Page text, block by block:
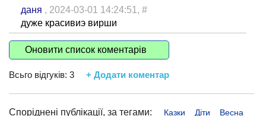
даня , 2024-03-01 14:24:51, #
дуже красивиэ вирши
Оновити список коментарів
Всьго відгуків: 3 + Додати коментар
Споріднені публікації, за тегами: Казки Діти
Весна